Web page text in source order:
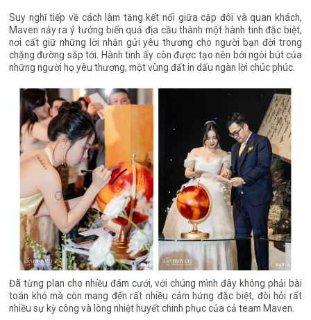
Suy nghĩ tiếp về cách làm tăng kết nối giữa cặp đôi và quan khách,
Maven nảy ra ý tưởng biến quả địa cầu thành một hành tinh đặc biệt,
nơi cất giữ những lời nhắn gửi yêu thương cho người bạn đời trong
chặng đường sắp tới. Hành tinh ấy còn được tạo nên bởi ngòi bút của
những người họ yêu thương, một vùng đất in dấu ngàn lời chúc phúc.
Đã từng plan cho nhiều đám cưới, với chúng mình đây không phải bài
toán khó mà còn mang đến rất nhiều cảm hứng đặc biệt, đòi hỏi rất
nhiều sự kỳ công và lòng nhiệt huyết chinh phục của cả team Maven.